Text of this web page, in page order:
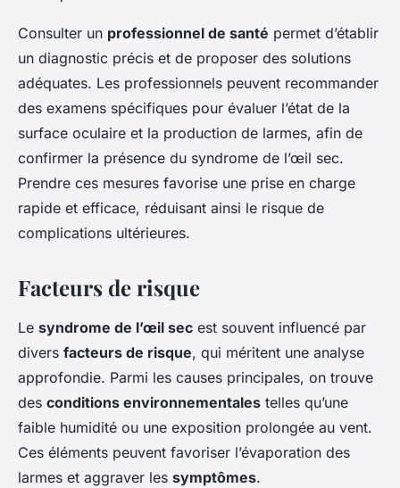
Consulter un professionnel de santé permet d’établir
un diagnostic précis et de proposer des solutions
adéquates. Les professionnels peuvent recommander
des examens spécifiques pour évaluer l’état de la
surface oculaire et la production de larmes, afin de
confirmer la présence du syndrome de l’œil sec.
Prendre ces mesures favorise une prise en charge
rapide et efficace, réduisant ainsi le risque de
complications ultérieures.
Facteurs de risque
Le syndrome de l’œil sec est souvent influencé par
divers facteurs de risque, qui méritent une analyse
approfondie. Parmi les causes principales, on trouve
des conditions environnementales telles qu’une
faible humidité ou une exposition prolongée au vent.
Ces éléments peuvent favoriser l’évaporation des
larmes et aggraver les symptômes.